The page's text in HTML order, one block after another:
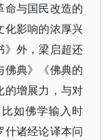
命与国民改造的
化影响的浓厚兴
》外，梁启超还
佛典》《佛典的
的增展力，与对
如佛学输入时
什诸经论译本问